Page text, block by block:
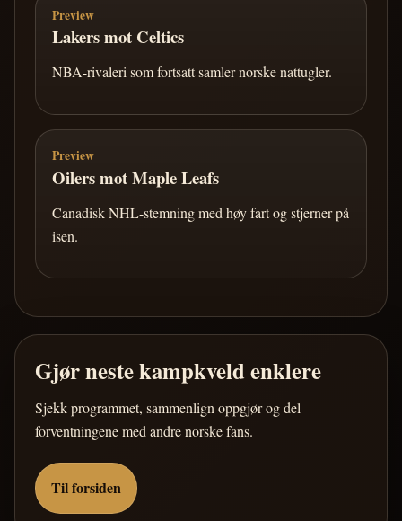
Preview
Lakers mot Celtics
NBA-rivaleri som fortsatt samler norske nattugler.
Preview
Oilers mot Maple Leafs
Canadisk NHL-stemning med høy fart og stjerner på
isen.
Gjør neste kampkveld enklere
Sjekk programmet, sammenlign oppgjør og del
forventningene med andre norske fans.
Til forsiden